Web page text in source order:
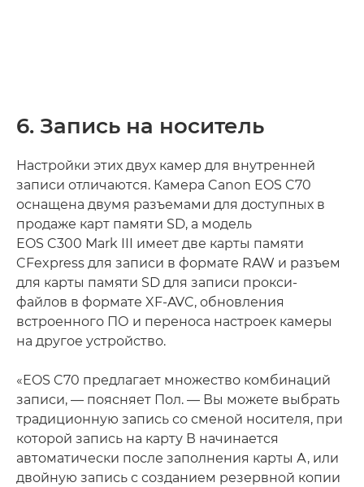
6. Запись на носитель
Настройки этих двух камер для внутренней
записи отличаются. Камера Canon EOS C70
оснащена двумя разъемами для доступных в
продаже карт памяти SD, а модель
EOS C300 Mark III имеет две карты памяти
CFexpress для записи в формате RAW и разъем
для карты памяти SD для записи прокси-
файлов в формате XF-AVC, обновления
встроенного ПО и переноса настроек камеры
на другое устройство.
«EOS C70 предлагает множество комбинаций
записи, — поясняет Пол. — Вы можете выбрать
традиционную запись со сменой носителя, при
которой запись на карту В начинается
автоматически после заполнения карты А, или
двойную запись с созданием резервной копии